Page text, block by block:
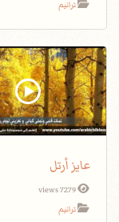
ترانيم
عايز أرتل
7279 views
ترانيم